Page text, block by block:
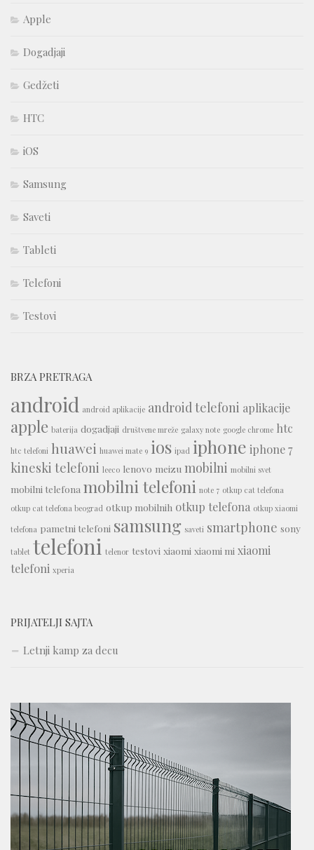
Apple
Dogadjaji
Gedžeti
HTC
iOS
Samsung
Saveti
Tableti
Telefoni
Testovi
BRZA PRETRAGA
android android aplikacije android telefoni aplikacije
apple baterija dogadjaji društvene mreže galaxy note google chrome htc
htc telefoni huawei huawei mate 9 ios ipad iphone iphone 7
kineski telefoni leeco lenovo meizu mobilni mobilni svet
mobilni telefona mobilni telefoni note 7 otkup cat telefona
otkup cat telefona beograd otkup mobilnih otkup telefona otkup xiaomi
telefona pametni telefoni samsung saveti smartphone sony
tablet telefoni telenor testovi xiaomi xiaomi mi xiaomi
telefoni xperia
PRIJATELJI SAJTA
Letnji kamp za decu